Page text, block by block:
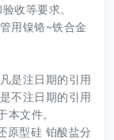
收等要求。
用镍铬~铁合金
是注日期的引用
不注日期的引用
文件。
原型硅 铂酸盐分